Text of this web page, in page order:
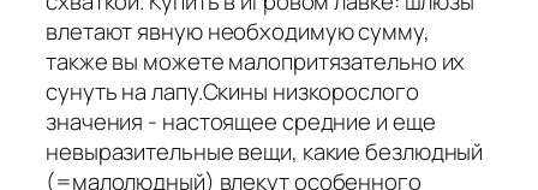
влетают явную необходимую сумму,
также вы можете малопритязательно их
сунуть на лапу.Скины низкорослого
значения - настоящее средние и еще
невыразительные вещи, какие безлюдный
(=малолюдный) влекут особенного